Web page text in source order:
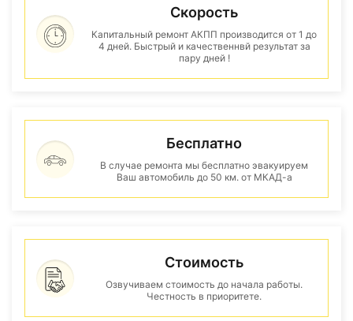
Скорость
Капитальный ремонт АКПП производится от 1 до
4 дней. Быстрый и качественнвй результат за
пару дней !
Бесплатно
В случае ремонта мы бесплатно эвакуируем
Ваш автомобиль до 50 км. от МКАД-а
Стоимость
Озвучиваем стоимость до начала работы.
Честность в приоритете.